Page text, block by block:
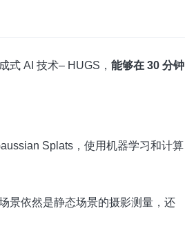
式 AI 技术– HUGS， 能够在 30 分钟
Splats，使用机器学习和计算
景依然是静态场景的摄影测量，还